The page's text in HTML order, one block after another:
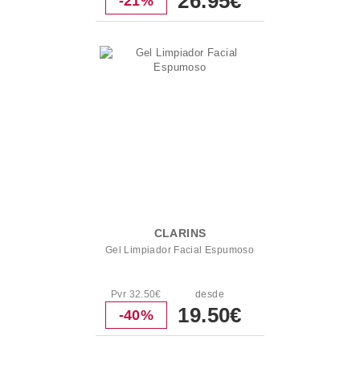
CLARINS
Gel Limpiador Facial Espumoso
Pvr 32.50€
-40%
desde
19.50€